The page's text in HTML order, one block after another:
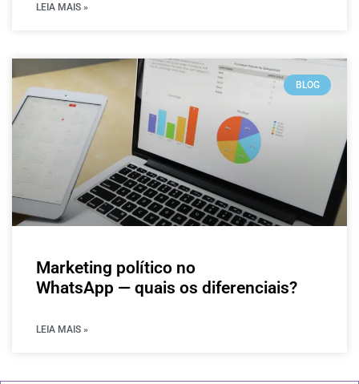
LEIA MAIS »
BLOG
Marketing político no
WhatsApp — quais os diferenciais?
LEIA MAIS »